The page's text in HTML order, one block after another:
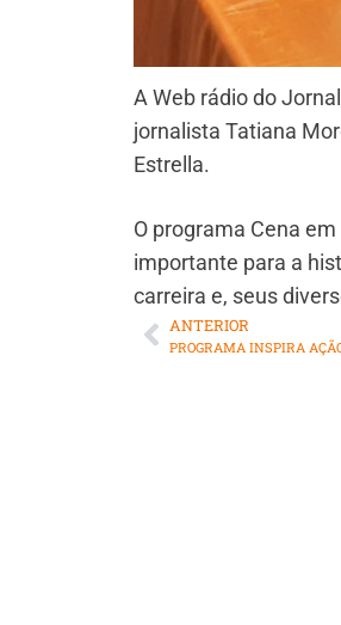
A Web rádio do
jornalista Tatiana
Estrella.
O programa Cena
importante para a
carreira e, seus
ANTERIOR
PROGRAMA INSPIRA